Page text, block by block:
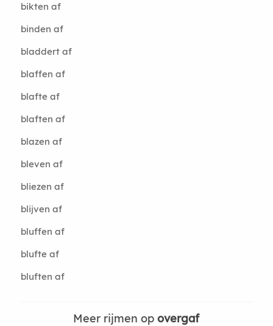
bikten af
binden af
bladdert af
blaffen af
blafte af
blaften af
blazen af
bleven af
bliezen af
blijven af
bluffen af
blufte af
bluften af
Meer rijmen opovergaf